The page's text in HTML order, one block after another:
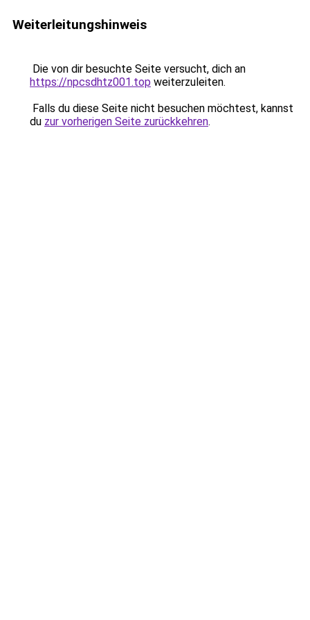
Weiterleitungshinweis
Die von dir besuchte Seite versucht, dich an
https://npcsdhtz001.top weiterzuleiten.
Falls du diese Seite nicht besuchen möchtest, kannst
du zur vorherigen Seite zurückkehren.